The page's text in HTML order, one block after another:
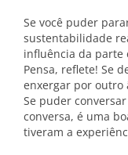
Se você puder
sustentabilidade
influência da parte
Pensa, reflete! Se
enxergar por outro
Se puder
conversa, é uma
tiveram a